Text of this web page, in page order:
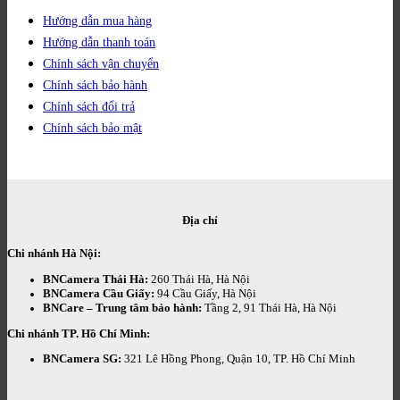
Hướng dẫn mua hàng
Hướng dẫn thanh toán
Chính sách vận chuyển
Chính sách bảo hành
Chính sách đổi trả
Chính sách bảo mật
Địa chỉ
Chi nhánh Hà Nội:
BNCamera Thái Hà: 260 Thái Hà, Hà Nội
BNCamera Cầu Giấy: 94 Cầu Giấy, Hà Nội
BNCare – Trung tâm bảo hành: Tầng 2, 91 Thái Hà, Hà Nội
Chi nhánh TP. Hồ Chí Minh:
BNCamera SG: 321 Lê Hồng Phong, Quận 10, TP. Hồ Chí Minh